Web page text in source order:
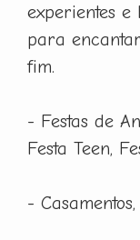
experientes e
para
fim.
- Festas de
Festa Teen,
-